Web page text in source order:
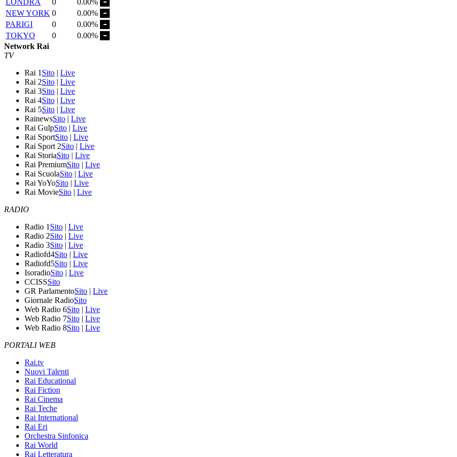
LONDRA 0
0.00%
NEW YORK 0
0.00%
PARIGI
0
0.00%
TOKYO
0
0.00%
Network Rai
TV
Rai 1 Sito | Live
Rai 2Sito | Live
Rai 3Sito | Live
Rai 4Sito | Live
Rai 5Sito | Live
RainewsSito | Live
Rai GulpSito | Live
Rai SportSito | Live
Rai Sport 2Sito | Live
Rai StoriaSito | Live
Rai PremiumSito | Live
Rai ScuolaSito | Live
Rai YoYoSito | Live
Rai MovieSito | Live
RADIO
Radio 1 Sito | Live
Radio 2Sito | Live
Radio 3Sito | Live
Radiofd4Sito | Live
Radiofd5Sito | Live
IsoradioSito | Live
CCISSSito
GR ParlamentoSito | Live
Giornale RadioSito
Web Radio 6Sito | Live
Web Radio 7Sito | Live
Web Radio 8Sito | Live
PORTALI WEB
Rai.tv
Nuovi Talenti
Rai Educational
Rai Fiction
Rai Cinema
Rai Teche
Rai International
Rai Eri
Orchestra Sinfonica
Rai World
Rai Letteratura